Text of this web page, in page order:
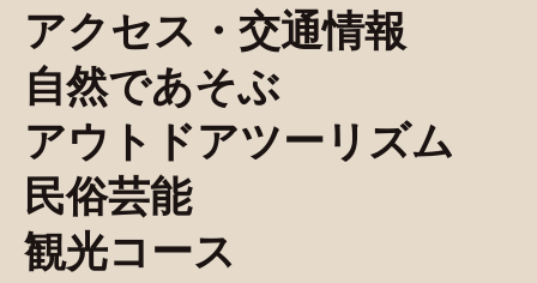
アクセス・交通情報
自然であそぶ
アウトドアツーリズム
民俗芸能
観光コース